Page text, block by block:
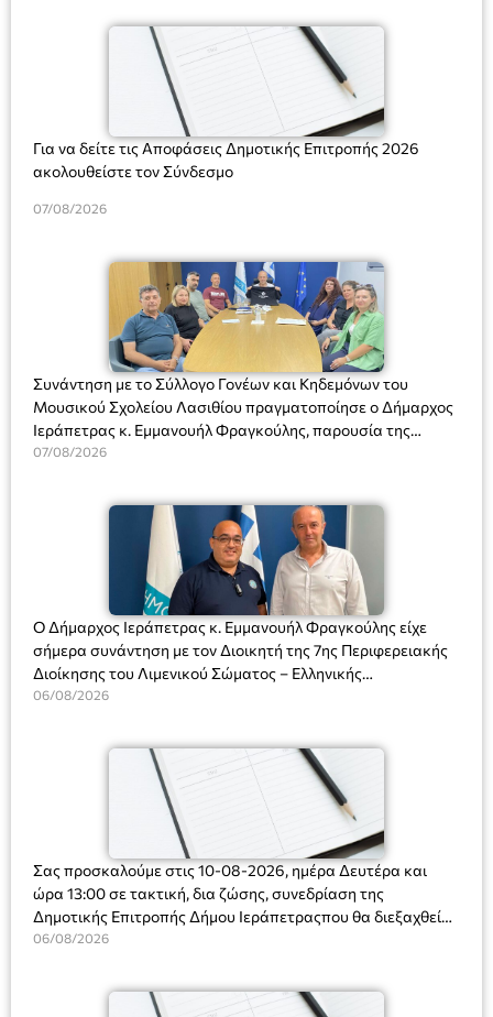
Για να δείτε τις Αποφάσεις Δημοτικής Επιτροπής 2026
ακολουθείστε τον Σύνδεσμο
07/08/2026
Συνάντηση με το Σύλλογο Γονέων και Κηδεμόνων του
Μουσικού Σχολείου Λασιθίου πραγματοποίησε ο Δήμαρχος
Ιεράπετρας κ. Εμμανουήλ Φραγκούλης, παρουσία της
Διευθύντριας του σχολείου κας Μαριάννας Χαΐτα.
07/08/2026
Ο Δήμαρχος Ιεράπετρας κ. Εμμανουήλ Φραγκούλης είχε
σήμερα συνάντηση με τον Διοικητή της 7ης Περιφερειακής
Διοίκησης του Λιμενικού Σώματος – Ελληνικής
Ακτοφυλακής (Λ.Σ.-ΕΛ.ΑΚΤ.), Αρχιπλοίαρχο Λ.Σ. κ. Ιωάννη
06/08/2026
Σας προσκαλούμε στις 10-08-2026, ημέρα Δευτέρα και
ώρα 13:00 σε τακτική, δια ζώσης, συνεδρίαση της
Δημοτικής Επιτροπής Δήμου Ιεράπετραςπου θα διεξαχθεί
στο Δημοτικό Κατάστημα, Δημοκρατίας 31 στην αίθουσα
και λήψη αποφάσεων στα παρακάτω θέματα:
06/08/2026